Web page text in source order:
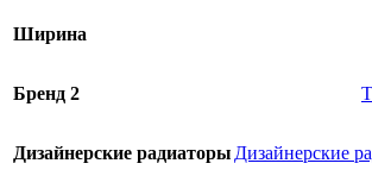
Ширина
Бренд 2
Дизайнерские радиаторы Дизайнерские